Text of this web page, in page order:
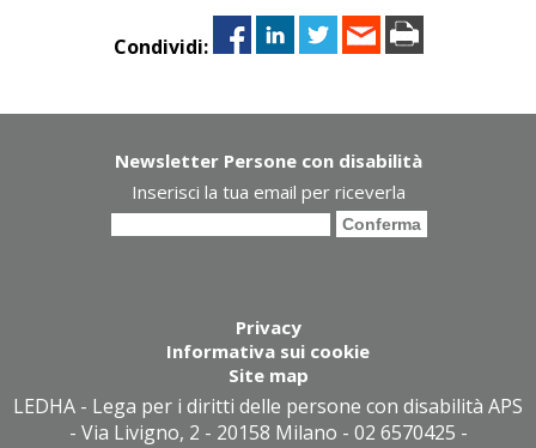
Condividi:
Newsletter Persone con disabilità
Inserisci la tua email per riceverla
Privacy
Informativa sui cookie
Site map
LEDHA - Lega per i diritti delle persone con disabilità APS
- Via Livigno, 2 - 20158 Milano - 02 6570425 -